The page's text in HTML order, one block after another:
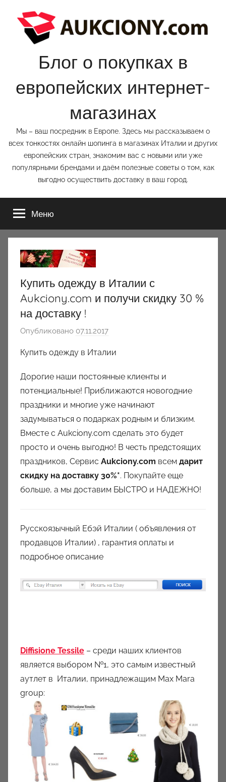
содержимому
Блог о покупках в
европейских интернет-
магазинах
Мы – ваш посредник в Европе. Здесь мы рассказываем о
всех тонкостях онлайн шопинга в магазинах Италии и других
европейских стран, знакомим вас с новыми или уже
популярными брендами и даём полезные советы о том, как
выгодно осуществить доставку в ваш город.
Меню
Купить одежду в Италии с
Aukciony.com и получи скидку 30 %
на доставку !
Опубликовано 07.11.2017
т
м
a
u
k
c
i
o
Купить одежду в Италии
Дорогие наши постоянные клиенты и
потенциальные! Приближаются новогодние
праздники и многие уже начинают
задумываться о подарках родным и близким.
Вместе с Aukciony.com сделать это будет
просто и очень выгодно! В честь предстоящих
праздников, Сервис Aukciony.com всем дарит
скидку на доставку 30%*. Покупайте еще
больше, а мы доставим БЫСТРО и НАДЕЖНО!
Русскоязычный Ебэй Италии ( объявления от
продавцов Италии) , гарантия оплаты и
подробное описание
Diffisione Tessile – среди наших клиентов
является выбором №1, это самым известный
аутлет в Италии, принадлежащим Max Mara
group: